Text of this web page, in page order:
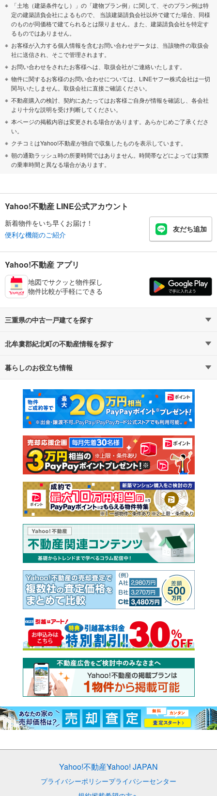
「土地（建築条件なし）」の「建物プラン例」に関して、そのプラン例は特
定の建築請負会社によるもので、 当該建築請負会社以外で建てた場合、同様
のものが同価格で建てられるとは限りません。また、建築請負会社を特定す
るものではありません。
お客様が入力する個人情報を含むお問い合わせデータは、当該物件の取扱会
社に送信され、そこで管理されます。
お問い合わせをされたお客様へは、取扱会社がご連絡いたします。
物件に関するお客様のお問い合わせについては、LINEヤフー株式会社は一切
関与いたしません。取扱会社に直接ご確認ください。
不動産購入の検討、契約にあたってはお客様ご自身が情報を確認し、各会社
より十分な説明を受け判断してください。
本ページの掲載内容は変更される場合があります。あらかじめご了承くださ
い。
クチコミはYahoo!不動産が独自で収集したものを表示しています。
朝の通勤ラッシュ時の所要時間ではありません。時間帯などによっては実際
の乗車時間と異なる場合があります。
Yahoo!不動産 LINE公式アカウント
新着物件をいち早くお届け！
便利な機能のご紹介
友だち追加
Yahoo!不動産 アプリ
地図でサクッと物件探し
物件比較が手軽にできる
三重県の中古一戸建てを探す
路線・駅から探す
通勤・通学時間から探す
北牟婁郡紀北町の不動産情報を探す
不動産・住宅
新築マンション 中古マンション
新築一戸建て 中古一戸建て
注文住宅 土地
売却査定
暮らしのお役立ち情報
マンションカタログ 教えて！住まいの先生
Yahoo!不動産Yahoo! JAPAN
プライバシーポリシープライバシーセンター